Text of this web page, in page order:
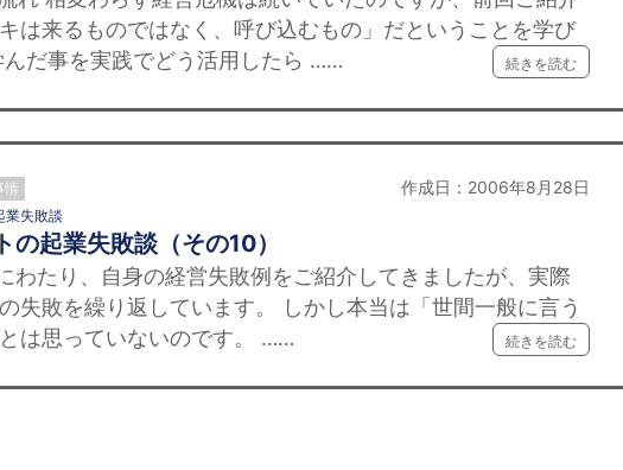
は来るものではなく、呼び込むもの」だということを学び
んだ事を実践でどう活用したら ……
続きを読む
情 作成日：2006年8月28日
業失敗談
の起業失敗談（その10）
わたり、自身の経営失敗例をご紹介してきましたが、実際
失敗を繰り返しています。 しかし本当は「世間一般に言う
は思っていないのです。 ……
続きを読む